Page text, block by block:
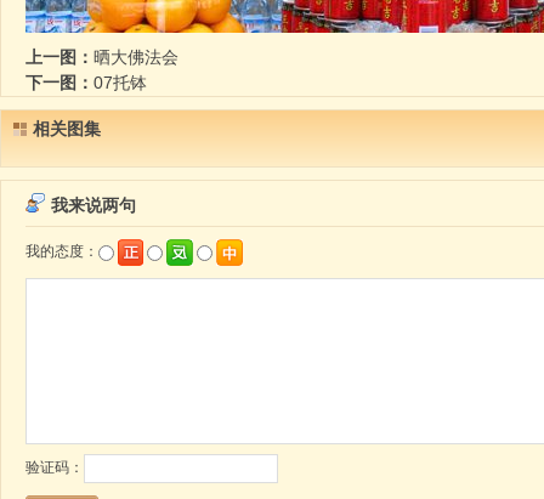
上一图： 晒大佛法会
下一图： 07托钵
相关图集